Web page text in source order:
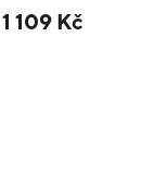
1 109 Kč